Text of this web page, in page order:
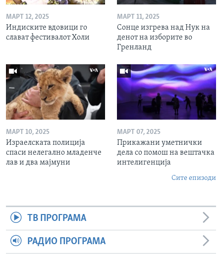
МАРТ 12, 2025
Индиските вдовици го
слават фестивалот Холи
МАРТ 11, 2025
Сонце изгрева над Нук на
денот на изборите во
Гренланд
МАРТ 10, 2025
Израелската полиција
спаси нелегално младенче
лав и два мајмуни
МАРТ 07, 2025
Прикажани уметнички
дела со помош на вештачка
интелигенција
Сите епизоди
ТВ ПРОГРАМА
РАДИО ПРОГРАМА